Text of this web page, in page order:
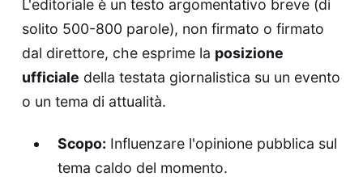
L'editoriale è un testo argomentativo breve (di
solito 500-800 parole), non firmato o firmato
dal direttore, che esprime la posizione
ufficiale della testata giornalistica su un evento
o un tema di attualità.
Scopo: Influenzare l'opinione pubblica sul
tema caldo del momento.